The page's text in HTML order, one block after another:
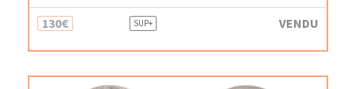
130€ SUP+ VENDU